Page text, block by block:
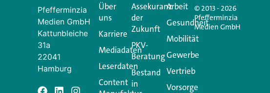
Pfefferminzia
Medien GmbH
Kattunbleiche
31a
22041
Hamburg
Über
uns
Karriere
Mediadaten
Leserdaten
Content
Assekuranz
der
Zukunft
PKV-
Beratung
Bestand
in
Arbeit
Gesundheit
Mobilität
Gewerbe
Vertrieb
Vorsorge
© 2013 - 2026
Pfefferminzia
Medien GmbH